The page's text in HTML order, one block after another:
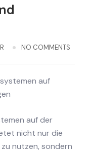
NO COMMENTS
auf
auf der
nicht nur die
nutzen, sondern